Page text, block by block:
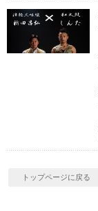
トップページに戻る